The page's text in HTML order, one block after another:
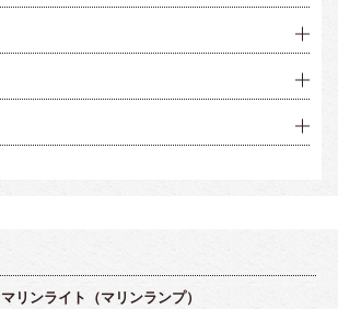
マリンライト（マリンランプ）